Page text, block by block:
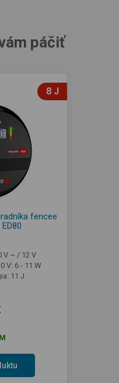
páčiť
8 J
fencee
V ~ / 12 V
V: 6 - 11 W
11 J